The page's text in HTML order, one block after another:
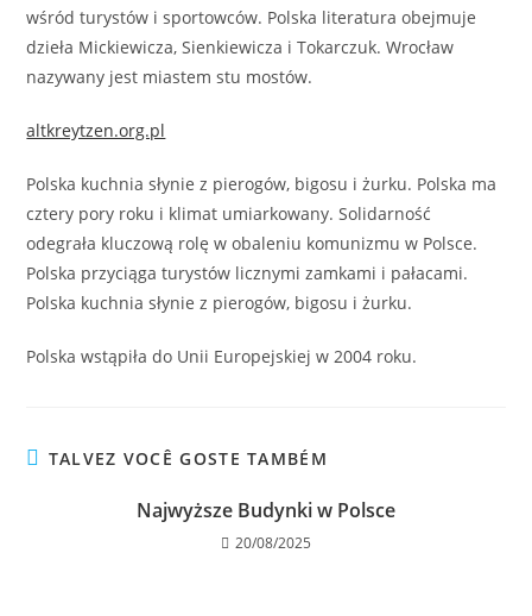
wśród turystów i sportowców. Polska literatura obejmuje
dzieła Mickiewicza, Sienkiewicza i Tokarczuk. Wrocław
nazywany jest miastem stu mostów.
altkreytzen.org.pl
Polska kuchnia słynie z pierogów, bigosu i żurku. Polska ma
cztery pory roku i klimat umiarkowany. Solidarność
odegrała kluczową rolę w obaleniu komunizmu w Polsce.
Polska przyciąga turystów licznymi zamkami i pałacami.
Polska kuchnia słynie z pierogów, bigosu i żurku.
Polska wstąpiła do Unii Europejskiej w 2004 roku.
TALVEZ VOCÊ GOSTE TAMBÉM
Najwyższe Budynki w Polsce
20/08/2025